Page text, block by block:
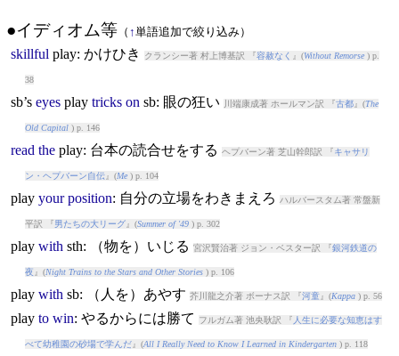
●イディオム等（ ↑単語追加で絞り込み）
skillful play: かけひき クランシー著 村上博基訳 『容赦なく 』(Without Remorse) p.
38
sb’s eyes play tricks onsb: 眼の狂い 川端康成著 ホールマン訳 『古都』(The
Old Capital) p. 146
read the play: 台本の読合せをする ヘプバーン著 芝山幹郎訳 『 キャサリ
ン・ヘプバーン自伝』(Me) p. 104
play your position: 自分の立場をわきまえろ ハルバースタム著 常盤新
平訳 『 男たちの大リーグ』(Summer of '49) p. 302
play withsth: （物を）いじる 宮沢賢治著 ジョン・ベスター訳 『銀河鉄道の
夜 』(Night Trains to the Stars and Other Stories) p. 106
play withsb: （人を）あやす 芥川龍之介著 ボーナス訳 『河童』(Kappa) p. 56
play to win: やるからには勝て フルガム著 池央耿訳 『 人生に必要な知恵はす
べて幼稚園の砂場で学んだ』(All I Really Need to Know I Learned in Kindergarten) p. 118